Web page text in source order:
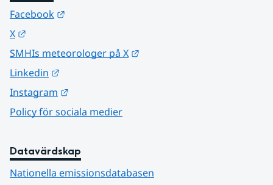
Facebook
X
SMHIs meteorologer på X
Linkedin
Instagram
Policy för sociala medier
Datavärdskap
Nationella emissionsdatabasen